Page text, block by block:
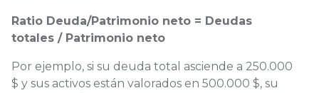
Ratio Deuda/Patrimonio neto = Deudas
totales / Patrimonio neto
Por ejemplo, si su deuda total asciende a 250.000
$ y sus activos están valorados en 500.000 $, su